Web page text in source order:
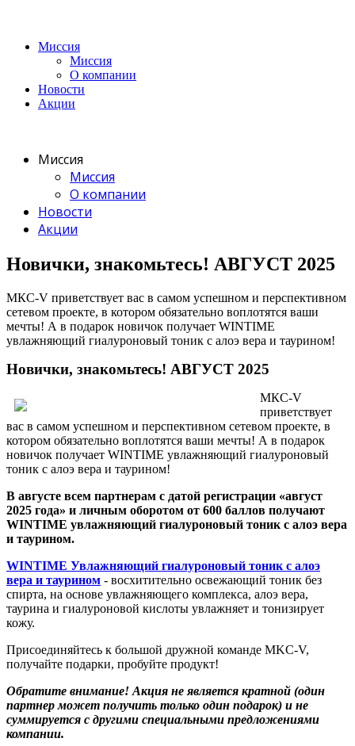
Миссия
Миссия
О компании
Новости
Акции
Миссия
Миссия
О компании
Новости
Акции
Новички, знакомьтесь! АВГУСТ 2025
МКС-V приветствует вас в самом успешном и перспективном
сетевом проекте, в котором обязательно воплотятся ваши
мечты! А в подарок новичок получает WINTIME
увлажняющий гиалуроновый тоник с алоэ вера и таурином!
Новички, знакомьтесь! АВГУСТ 2025
МКС-V
приветствует
вас в самом успешном и перспективном сетевом проекте, в
котором обязательно воплотятся ваши мечты! А в подарок
новичок получает WINTIME увлажняющий гиалуроновый
тоник с алоэ вера и таурином!
В августе всем партнерам с датой регистрации «август
2025 года» и личным оборотом от 600 баллов получают
WINTIME увлажняющий гиалуроновый тоник с алоэ вера
и таурином.
WINTIME Увлажняющий гиалуроновый тоник с алоэ
вера и таурином - восхитительно освежающий тоник без
спирта, на основе увлажняющего комплекса, алоэ вера,
таурина и гиалуроновой кислоты увлажняет и тонизирует
кожу.
Присоединяйтесь к большой дружной команде MKC-V,
получайте подарки, пробуйте продукт!
Обратите внимание! Акция не является кратной (один
партнер может получить только один подарок) и не
суммируется с другими специальными предложениями
компании.